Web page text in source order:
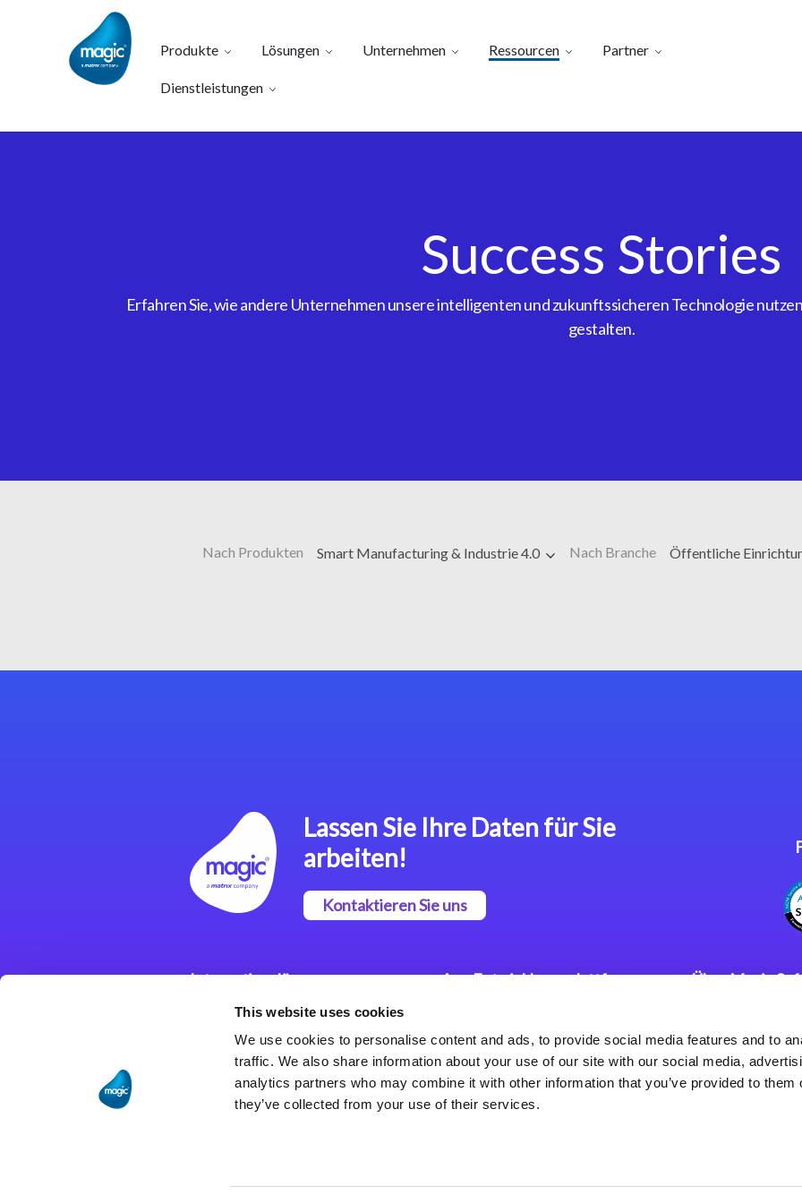
This website uses cookies
We use cookies to personalise content and ads, to provide social media features and to
traffic. We also share information about your use of our site with our social media,
analytics partners who may combine it with other information that you’ve provided to them
they’ve collected from your use of their services.
Produkte Lösungen Unternehmen Ressourcen Partner
Dienstleistungen
Success Stories
Erfahren Sie, wie andere Unternehmen unsere intelligenten und zukunftssicheren Technologie
gestalten.
Nach Produkten Smart Manufacturing & Industrie 4.0 Nach Branche Öffentliche
Lassen Sie Ihre Daten für Sie
arbeiten!
Kontaktieren Sie uns
Integrationslösungen
Magic xpi
Integrationsplattform
App Entwicklungsplattform
Plattform
Magic xpa Web Application
Framework
Über Magic
Karriere
Weltweite